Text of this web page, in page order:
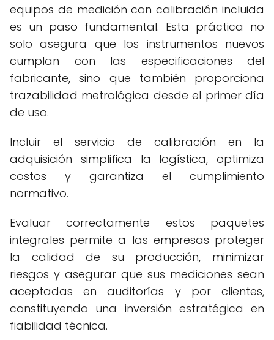
equipos de medición con calibración incluida
es un paso fundamental. Esta práctica no
solo asegura que los instrumentos nuevos
cumplan con las especificaciones del
fabricante, sino que también proporciona
trazabilidad metrológica desde el primer día
de uso.
Incluir el servicio de calibración en la
adquisición simplifica la logística, optimiza
costos y garantiza el cumplimiento
normativo.
Evaluar correctamente estos paquetes
integrales permite a las empresas proteger
la calidad de su producción, minimizar
riesgos y asegurar que sus mediciones sean
aceptadas en auditorías y por clientes,
constituyendo una inversión estratégica en
fiabilidad técnica.